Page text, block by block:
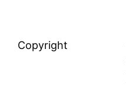
Copyright